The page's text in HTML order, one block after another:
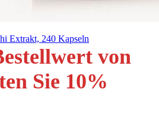
Extrakt, 240 Kapseln
von
Sie 10%